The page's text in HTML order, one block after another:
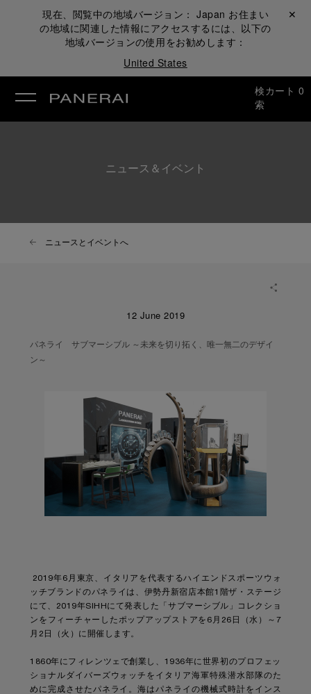
現在、閲覧中の地域バージョン： Japan お住まい
の地域に関連した情報にアクセスするには、以下の
地域バージョンの使用をお勧めします：
United States
閉じる ✕
検
索
カート 0
ニュース＆イベント
ニュースとイベントへ
12 June 2019
パネライ サブマーシブル ～未来を切り拓く、唯一無二のデザイ
ン～
2019年6月東京、イタリアを代表するハイエンドスポーツウォ
ッチブランドのパネライは、伊勢丹新宿店本館1階ザ・ステージ
にて、2019年SIHHにて発表した「サブマーシブル」コレクショ
ンをフィーチャーしたポップアップストアを6月26日（水）～7
月2日（火）に開催します。
1860年にフィレンツェで創業し、1936年に世界初のプロフェッ
ショナルダイバーズウォッチをイタリア海軍特殊潜水部隊のた
めに完成させたパネライ。海はパネライの機械式時計をインス